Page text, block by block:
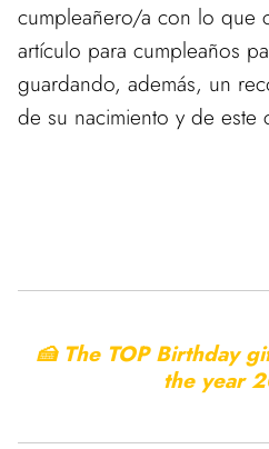
cumpleañero/a con lo que
artículo para cumpleaños
guardando, además, un
de su nacimiento y de este
🍰 The TOP Birthday
the year